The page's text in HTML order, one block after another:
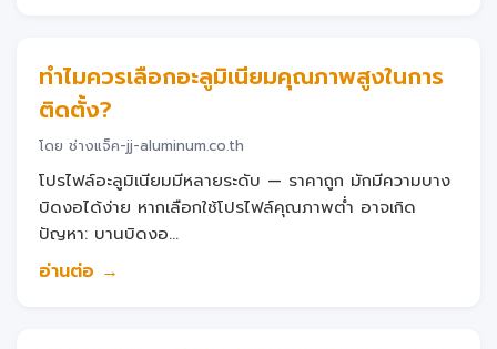
ทำไมควรเลือกอะลูมิเนียมคุณภาพสูงในการ
ติดตั้ง?
โดย ช่างแจ็ค-jj-aluminum.co.th
โปรไฟล์อะลูมิเนียมมีหลายระดับ — ราคาถูก มักมีความบาง
บิดงอได้ง่าย หากเลือกใช้โปรไฟล์คุณภาพต่ำ อาจเกิด
ปัญหา: บานบิดงอ...
อ่านต่อ →